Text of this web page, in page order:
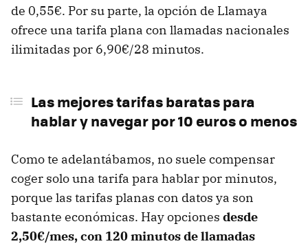
de 0,55€. Por su parte, la opción de Llamaya
ofrece una tarifa plana con llamadas nacionales
ilimitadas por 6,90€/28 minutos.
Las mejores tarifas baratas para
hablar y navegar por 10 euros o menos
Como te adelantábamos, no suele compensar
coger solo una tarifa para hablar por minutos,
porque las tarifas planas con datos ya son
bastante económicas. Hay opciones desde
2,50€/mes, con 120 minutos de llamadas